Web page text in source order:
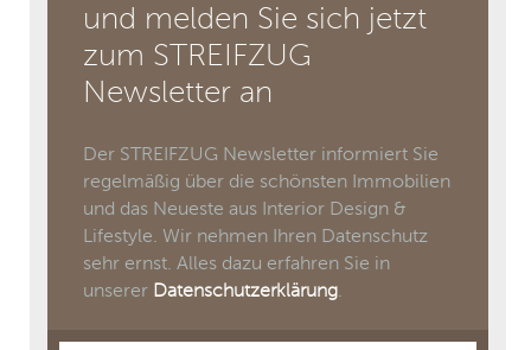
und melden Sie sich jetzt
zum STREIFZUG
Newsletter an
Der STREIFZUG Newsletter informiert Sie
regelmäßig über die schönsten Immobilien
und das Neueste aus Interior Design &
Lifestyle. Wir nehmen Ihren Datenschutz
sehr ernst. Alles dazu erfahren Sie in
unserer Datenschutzerklärung.